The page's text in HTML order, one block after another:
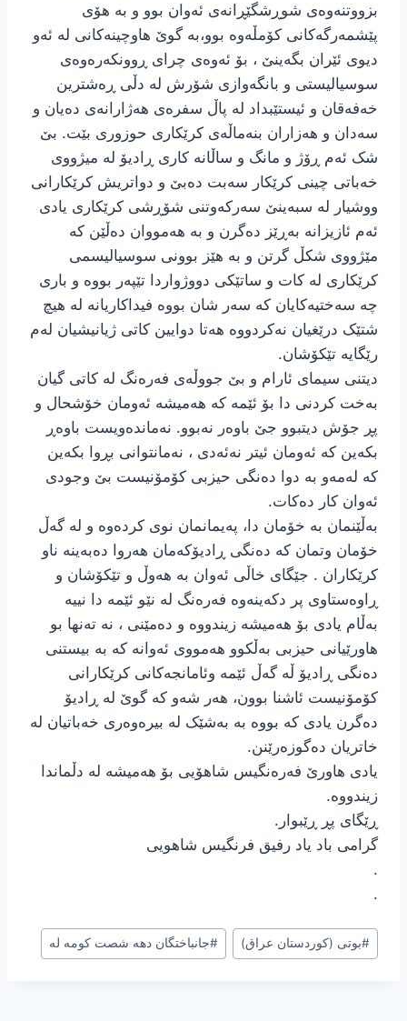
بزووتنەوەی شوڕشگێڕانەی ئەوان بوو و بە هۆی
پێشمەرگەکانی کۆمڵەوە بوو،بە گوێ هاوچینەکانی لە ئەو
دیوی ئێران بگەینێ ، بۆ ئەوەی چرای ڕوونکەرەوەی
سوسیالیستی و بانگەوازی شۆرش لە دڵی ڕەشترین
خەفەقان و ئیستێبداد لە پاڵ سفرەی هەژارانەی دەیان و
سەدان و هەزاران بنەماڵەی کرێکاری حوزوری بێت. بێ
شک ئەم ڕۆژ و مانگ و ساڵانە کاری ڕادیۆ لە میژووی
خەباتی چینی کرێکار سەبت دەبێ و دواتریش کرێکارانی
ووشیار لە سبەینێ سەرکەوتنی شۆڕشی کرێکاری یادی
ئەم ئازیزانە بەڕێز دەگرن و بە هەمووان دەڵێن کە
مێژووی شکڵ گرتن و بە هێز بوونی سوسیالیسمی
کرێکاری لە کات و ساتێکی دووژواردا تێپەر بووە و باری
چە سەختیەکایان کە سەر شان بووە فیداکاریانە لە هیچ
شتێک درێغیان نەکردووە هەتا دوایین کاتی ژیانیشیان لەم
رێگایە تێکۆشان.
دیتنی سیمای ئارام و بێ جووڵەی فەرەنگ لە کاتی گیان
بەخت کردنی دا بۆ ئێمه کە هەمیشە ئەومان خۆشحال و
پڕ جۆش دیتبوو جێ باوەر نەبوو. نەماندەویست باوەڕ
بکەین کە ئەومان ئیتر نەئەدی ، نەمانتوانی بڕوا بکەین
کە لەمەو بە دوا دەنگی حیزبی کۆمۆنیست بێ وجودی
ئەوان کار دەکات.
بەڵێنمان بە خۆمان دا، پەیمانمان نوی کردەوە و لە گەڵ
خۆمان وتمان کە دەنگی ڕادیۆکەمان هەروا دەبەینە ناو
کرێکاران . جێگای خاڵی ئەوان بە هەوڵ و تێکۆشان و
ڕاوەستاوی پر دکەینەوە فەرەنگ له نێو ئێمە دا نییە
بەڵام یادی بۆ هەمیشه زیندووە و دەمێنی ، نە تەنها بو
هاورێیانی حیزبی بەڵکوو هەمووی ئەوانە کە بە بیستنی
دەنگی ڕادیۆ ڵە گەڵ ئێمە وئامانجەکانی کرێکارانی
کۆمۆنیست ئاشنا بوون، هەر شەو کە گوێ لە ڕادیۆ
دەگرن یادی کە بووە بە بەشێک لە بیرەوەری خەباتیان لە
خاتریان دەگوزەرێنن.
یادی هاورێ فەرەنگیس شاهۆیی بۆ هەمیشه لە دڵماندا
زیندووە.
ڕێگای پڕ ڕێبوار.
گرامی باد یاد رفیق فرنگیس شاهویی
.
.
برچسب‌های
نوشته:
#بوتی (کوردستان عراق) #جانباختگان دهه شصت کومه له